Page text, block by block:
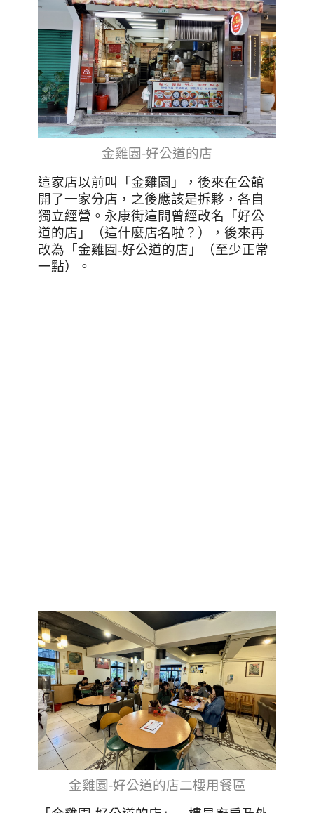
金雞園-好公道的店
這家店以前叫
「 金雞園 」
，後來在公館
開了一家分店，之後應該是拆夥，各自
獨立經營。永康街這間曾經改名 「 好公
道的店 」（這什麼店名啦？）
，後來再
改為 「 金雞園-好公道的店 」（至少正常
一點）。
金雞園-好公道的店二樓用餐區